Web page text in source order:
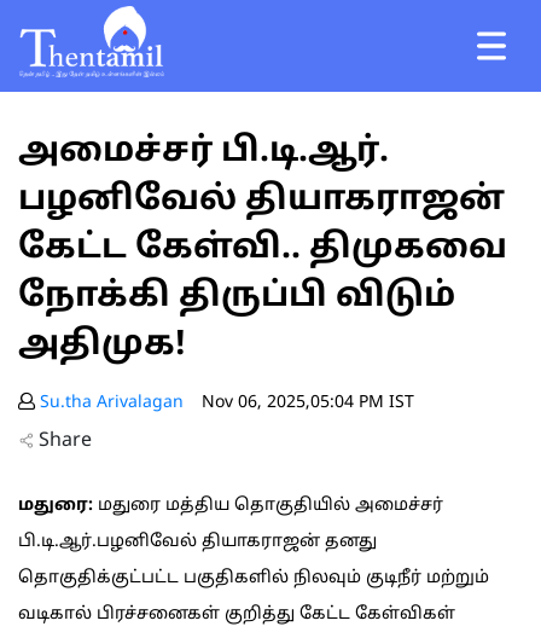
அமைச்சர் பி.டி.ஆர்.
பழனிவேல் தியாகராஜன்
கேட்ட கேள்வி.. திமுகவை
நோக்கி திருப்பி விடும்
அதிமுக!
Su.tha Arivalagan Nov 06, 2025,05:04 PM IST
Share
மதுரை: மதுரை மத்திய தொகுதியில் அமைச்சர்
பி.டி.ஆர்.பழனிவேல் தியாகராஜன் தனது
தொகுதிக்குட்பட்ட பகுதிகளில் நிலவும் குடிநீர் மற்றும்
வடிகால் பிரச்சனைகள் குறித்து கேட்ட கேள்விகள்